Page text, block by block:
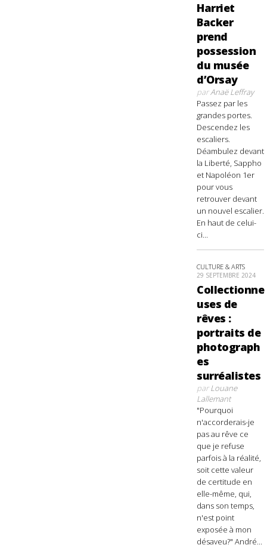
Harriet
Backer
prend
possession
du musée
d’Orsay
parAnaë Leffray
Passez par les
grandes portes.
Descendez les
escaliers.
Déambulez devant
la Liberté, Sappho
et Napoléon 1er
pour vous
retrouver devant
un nouvel escalier.
En haut de celui-
ci...
CULTURE & ARTS
29 SEPTEMBRE 2024
Collectionne
uses de
rêves :
portraits de
photograph
es
surréalistes
parLouane
Lallemant
"Pourquoi
n'accorderais-je
pas au rêve ce
que je refuse
parfois à la réalité,
soit cette valeur
de certitude en
elle-même, qui,
dans son temps,
n'est point
exposée à mon
désaveu?" André...